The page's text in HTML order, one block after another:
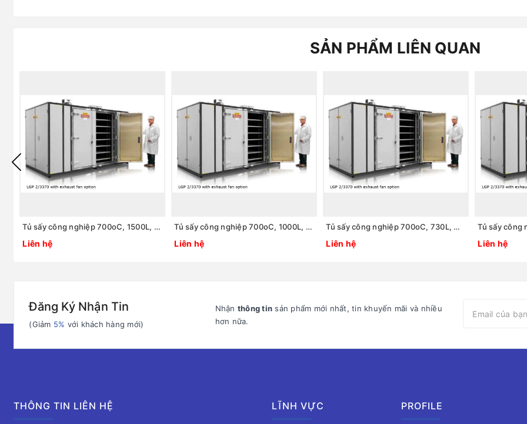
SẢN PHẨM LIÊN QUAN
Tủ sấy công nghiệp 700oC, 1500L, model: LGP 7/1500, Hãng: Carbolite / Anh
Liên hệ
Tủ sấy công nghiệp 700oC, 1000L, model: LGP 7/1000, Hãng: Carbolite / Anh
Liên hệ
Tủ sấy công nghiệp 700oC, 730L, model: LGP 7/730, Hãng: Carbolite / Anh
Liên hệ Liên hệ
Đăng Ký Nhận Tin
(Giảm 5% với khách hàng mới)
Nhận thông tin sản phẩm mới nhất, tin khuyến mãi và nhiều
hơn nữa.
THÔNG TIN LIÊN HỆ LĨNH VỰC PROFILE